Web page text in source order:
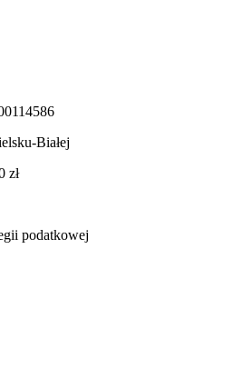
Białej
zł
podatkowej